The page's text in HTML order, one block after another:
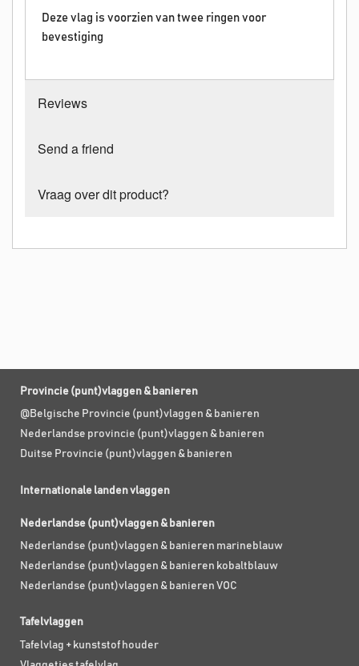
Deze vlag is voorzien van twee ringen voor
bevestiging
Reviews
Send a friend
Vraag over dit product?
Provincie (punt)vlaggen & banieren
@Belgische Provincie (punt)vlaggen & banieren
Nederlandse provincie (punt)vlaggen & banieren
Duitse Provincie (punt)vlaggen & banieren
Internationale landen vlaggen
Nederlandse (punt)vlaggen & banieren
Nederlandse (punt)vlaggen & banieren marineblauw
Nederlandse (punt)vlaggen & banieren kobaltblauw
Nederlandse (punt)vlaggen & banieren VOC
Tafelvlaggen
Tafelvlag + kunststof houder